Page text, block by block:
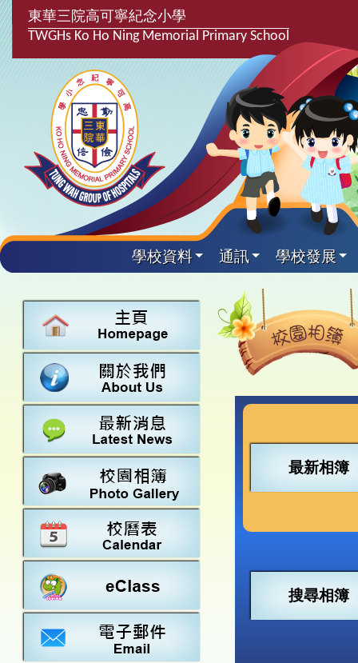
東華三院高可寧紀念小學
TWGHs Ko Ho Ning Memorial Primary School
學校資料 通訊 學校發展
關於
學校資料
校長的話
行政架構
學校設施
學校
最新消息
學校發
計劃,報告及
主要
中文
英文
常識
學生
學生支援組
言語能力提
興趣及
課後興趣班
校隊活動
學生得
25-26得獎
24-25得獎
22-23得獎
20-21得獎
校園
校園相簿
校園電台
學校附
家長教師會
校友會